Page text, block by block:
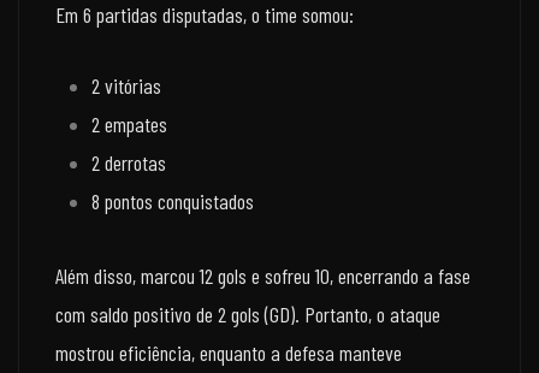
Em 6 partidas disputadas, o time somou:
2 vitórias
2 empates
2 derrotas
8 pontos conquistados
Além disso, marcou 12 gols e sofreu 10, encerrando a fase
com saldo positivo de 2 gols (GD). Portanto, o ataque
mostrou eficiência, enquanto a defesa manteve